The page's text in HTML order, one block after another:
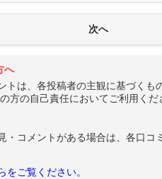
へ
トは、各投稿者の主観に基づくも
方の自己責任においてご利用くだ
・コメントがある場合は、各口コ
ご覧ください。